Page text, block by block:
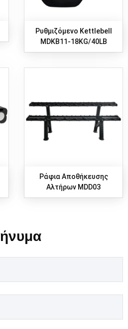
Ρυθμιζόμενο Kettlebell
MDKB11-18KG/40LB
Ράφια Αποθήκευσης
Αλτήρων MDD03